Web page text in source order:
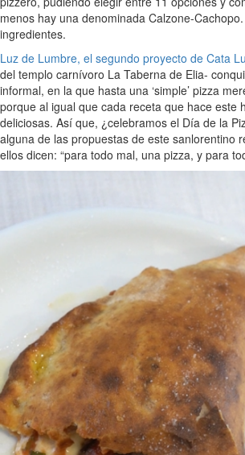
menos hay una denominada Calzone-
ingredientes.
Luz de Lumbre, el segundo proyecto de Cata
del templo carnívoro La Taberna de Elia-
informal, en la que hasta una ‘simple’ pizza
porque al igual que cada receta que hace este
deliciosas. Así que, ¿celebramos el Día de la
alguna de las propuestas de este sanlorentino
ellos dicen: “para todo mal, una pizza, y para